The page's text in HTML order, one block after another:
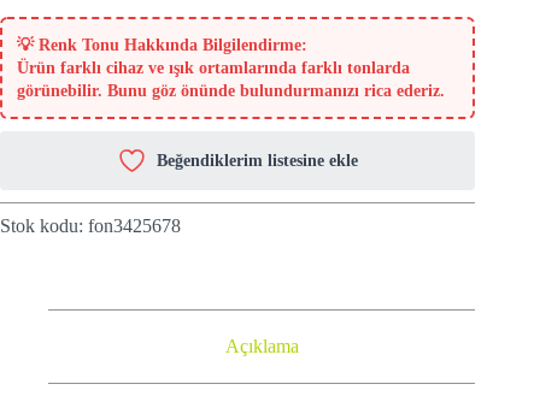
💡 Renk Tonu Hakkında Bilgilendirme:
Ürün farklı cihaz ve ışık ortamlarında farklı tonlarda
görünebilir. Bunu göz önünde bulundurmanızı rica ederiz.
Beğendiklerim listesine ekle
Stok kodu: fon3425678
Açıklama